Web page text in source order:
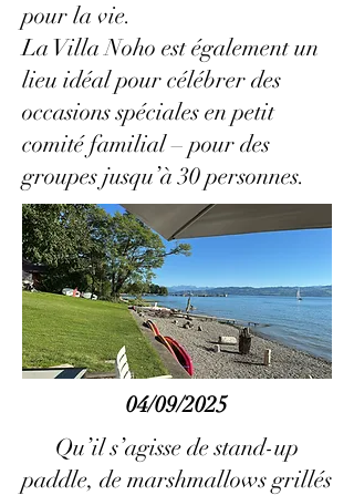
pour la vie.
La Villa Noho est également un
lieu idéal pour célébrer des
occasions spéciales en petit
comité familial – pour des
groupes jusqu’à 30 personnes.
04/09/2025
Qu’il s’agisse de stand-up
paddle, de marshmallows grillés